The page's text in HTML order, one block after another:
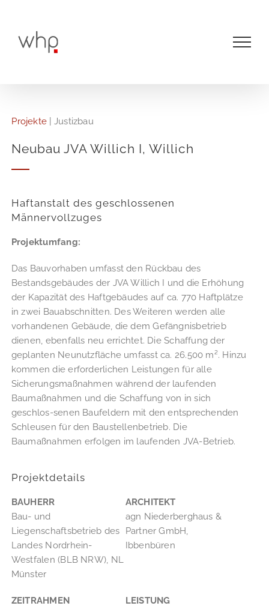
springen
Projekte Justizbau
Neubau JVA Willich I, Willich
Haftanstalt des geschlossenen
Männervollzuges
Projektumfang:
Das Bauvorhaben umfasst den Rückbau des
Bestandsgebäudes der JVA Willich I und die Erhöhung
der Kapazität des Haftgebäudes auf ca. 770 Haftplätze
in zwei Bauabschnitten. Des Weiteren werden alle
vorhandenen Gebäude, die dem Gefängnisbetrieb
dienen, ebenfalls neu errichtet. Die Schaffung der
geplanten Neunutzfläche umfasst ca. 26.500 m². Hinzu
kommen die erforderlichen Leistungen für alle
Sicherungsmaßnahmen während der laufenden
Baumaßnahmen und die Schaffung von in sich
geschlos-senen Baufeldern mit den entsprechenden
Schleusen für den Baustellenbetrieb. Die
Baumaßnahmen erfolgen im laufenden JVA-Betrieb.
Projektdetails
BAUHERR
Bau- und
Liegenschaftsbetrieb des
Landes Nordrhein-
Westfalen (BLB NRW), NL
Münster
ARCHITEKT
agn Niederberghaus &
Partner GmbH,
Ibbenbüren
ZEITRAHMEN
LEISTUNG